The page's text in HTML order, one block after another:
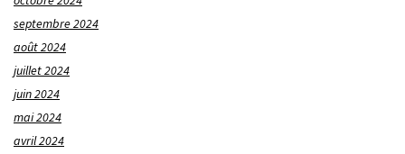
septembre 2024
août 2024
juillet 2024
juin 2024
mai 2024
avril 2024